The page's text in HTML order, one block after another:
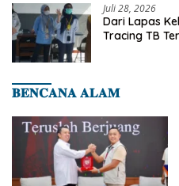
Juli 28, 2026
Dari Lapas
Tracing TB
𝐁𝐄𝐍𝐂𝐀𝐍𝐀 𝐀𝐋𝐀𝐌